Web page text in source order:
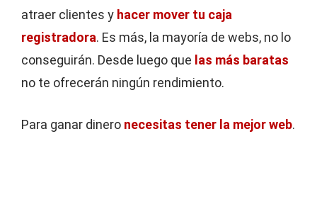
atraer clientes y hacer mover tu caja
registradora. Es más, la mayoría de webs, no lo
conseguirán. Desde luego que las más baratas
no te ofrecerán ningún rendimiento.
Para ganar dinero necesitas tener la mejor web.